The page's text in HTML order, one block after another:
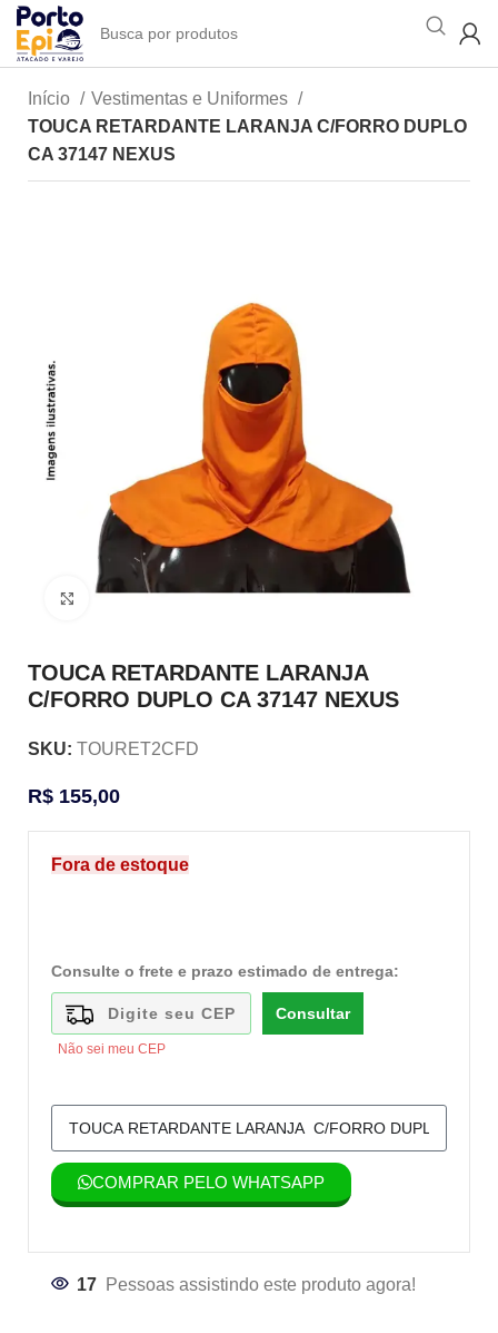
Início
Vestimentas e Uniformes
TOUCA RETARDANTE LARANJA C/FORRO DUPLO
CA 37147 NEXUS
Clique para ampliar
TOUCA RETARDANTE LARANJA
C/FORRO DUPLO CA 37147 NEXUS
SKU: TOURET2CFD
R$ 155,00
Fora de estoque
Consulte o frete e prazo estimado de entrega:
Consultar
Não sei meu CEP
COMPRAR PELO WHATSAPP
17 Pessoas assistindo este produto agora!